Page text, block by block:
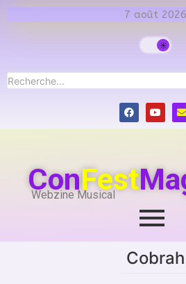
7 août 2026
ConFest
Webzine Musical
Cobrah